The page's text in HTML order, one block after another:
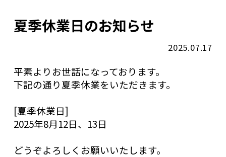
夏季休業日のお知らせ
2025.07.17
平素よりお世話になっております。
下記の通り夏季休業をいただきます。
[夏季休業日]
2025年8月12日、13日
どうぞよろしくお願いいたします。